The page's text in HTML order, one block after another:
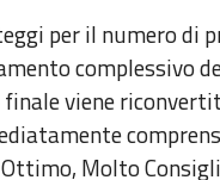
per il numero di
complessivo
viene
Molto